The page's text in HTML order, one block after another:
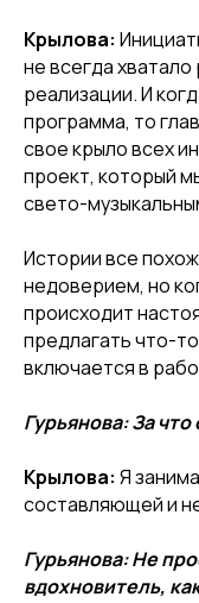
Крылова:
не всегда
реализации. И
программа, то
свое крыло всех
проект, который
свето-
Истории все
недоверием, но
происходит
предлагать что-
включается в
Гурьянова: За
Крылова: Я
составляющей и
Гурьянова: Не
вдохновитель,